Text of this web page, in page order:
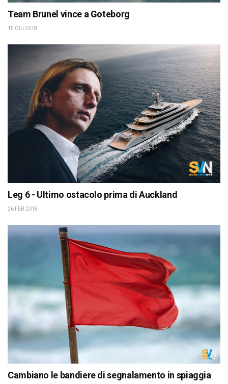
Team Brunel vince a Goteborg
15 GIU 2018
Leg 6 - Ultimo ostacolo prima di Auckland
26 FEB 2018
Cambiano le bandiere di segnalamento in spiaggia